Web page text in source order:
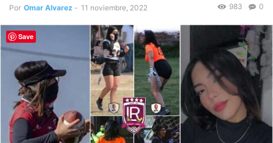
Por Omar Alvarez - 11 noviembre, 2022 0
983
Save